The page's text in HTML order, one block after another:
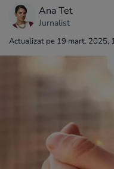
Ana Tet
Jurnalist
Actualizat pe 19 mart. 2025,